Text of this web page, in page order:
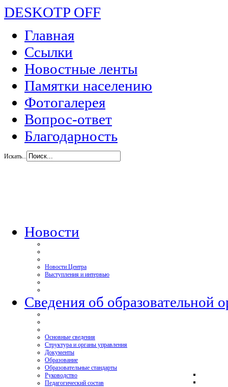
DESKOTP OFF
Главная
Ссылки
Новостные ленты
Памятки населению
Фотогалерея
Вопрос-ответ
Благодарность
Искать...
Новости
Новости Центра
Выступления и интервью
Сведения об образовательной
Основные сведения
Структура и органы управления
Документы
Образование
Образовательные стандарты
Руководство
Педагогический состав